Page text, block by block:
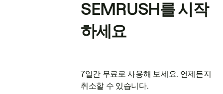
SEMRUSH를 시작
하세요
7일간 무료로 사용해 보세요. 언제든지
취소할 수 있습니다.